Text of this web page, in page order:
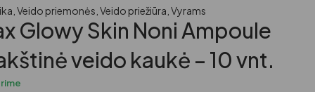
,Veido priemonės ,Veido priežiūra ,Vyrams
Glowy Skin Noni Ampoule
veido kaukė – 10 vnt.